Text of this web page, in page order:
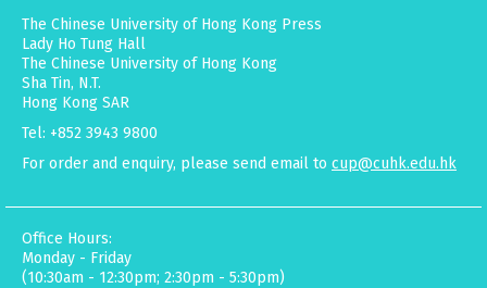
The Chinese University of Hong Kong Press
Lady Ho Tung Hall
The Chinese University of Hong Kong
Sha Tin, N.T.
Hong Kong SAR
Tel: +852 3943 9800
For order and enquiry, please send email to cup@cuhk.edu.hk
Office Hours:
Monday - Friday
(10:30am - 12:30pm; 2:30pm - 5:30pm)